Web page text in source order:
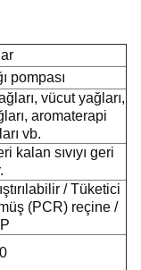
pompası
vücut yağları,
aromaterapi
vb.
kalan sıvıyı geri
/ Tüketici
(PCR) reçine /